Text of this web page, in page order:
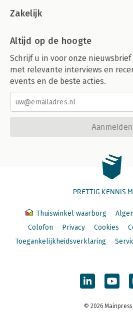
Zakelijk
Altijd op de hoogte
Schrijf u in voor onze
met relevante interviews en
events en de beste acties.
Aanmelden
PRETTIG KENNIS
Thuiswinkel waarborg
Colofon
Privacy Cookies
Toegankelijkheidsverklaring
© 2026 Mainpress